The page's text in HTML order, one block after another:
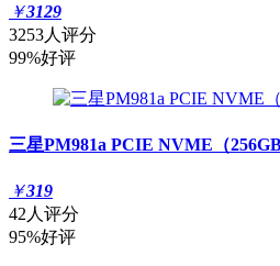
￥3129
3253人评分
99%好评
三星PM981a PCIE NVME（256GB
￥319
42人评分
95%好评